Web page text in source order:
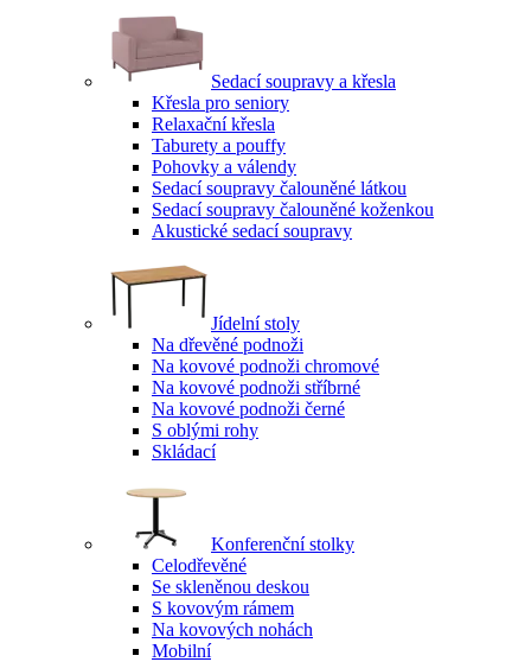
Sedací soupravy a křesla
Křesla pro seniory
Relaxační křesla
Taburety a pouffy
Pohovky a válendy
Sedací soupravy čalouněné látkou
Sedací soupravy čalouněné koženkou
Akustické sedací soupravy
Jídelní stoly
Na dřevěné podnoži
Na kovové podnoži chromové
Na kovové podnoži stříbrné
Na kovové podnoži černé
S oblými rohy
Skládací
Konferenční stolky
Celodřevěné
Se skleněnou deskou
S kovovým rámem
Na kovových nohách
Mobilní